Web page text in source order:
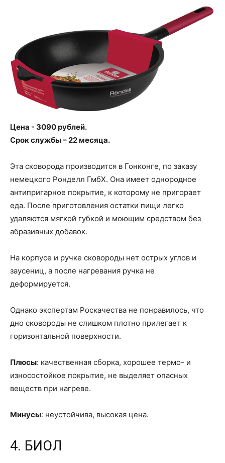
Цена - 3090 рублей.
Срок службы – 22 месяца.
Эта сковорода производится в Гонконге, по заказу
немецкого Ронделл ГмбХ. Она имеет однородное
антипригарное покрытие, к которому не пригорает
еда. После приготовления остатки пищи легко
удаляются мягкой губкой и моющим средством без
абразивных добавок.
На корпусе и ручке сковороды нет острых углов и
заусениц, а после нагревания ручка не
деформируется.
Однако экспертам Роскачества не понравилось, что
дно сковороды не слишком плотно прилегает к
горизонтальной поверхности.
Плюсы: качественная сборка, хорошее термо- и
износостойкое покрытие, не выделяет опасных
веществ при нагреве.
Минусы: неустойчива, высокая цена.
4. БИОЛ